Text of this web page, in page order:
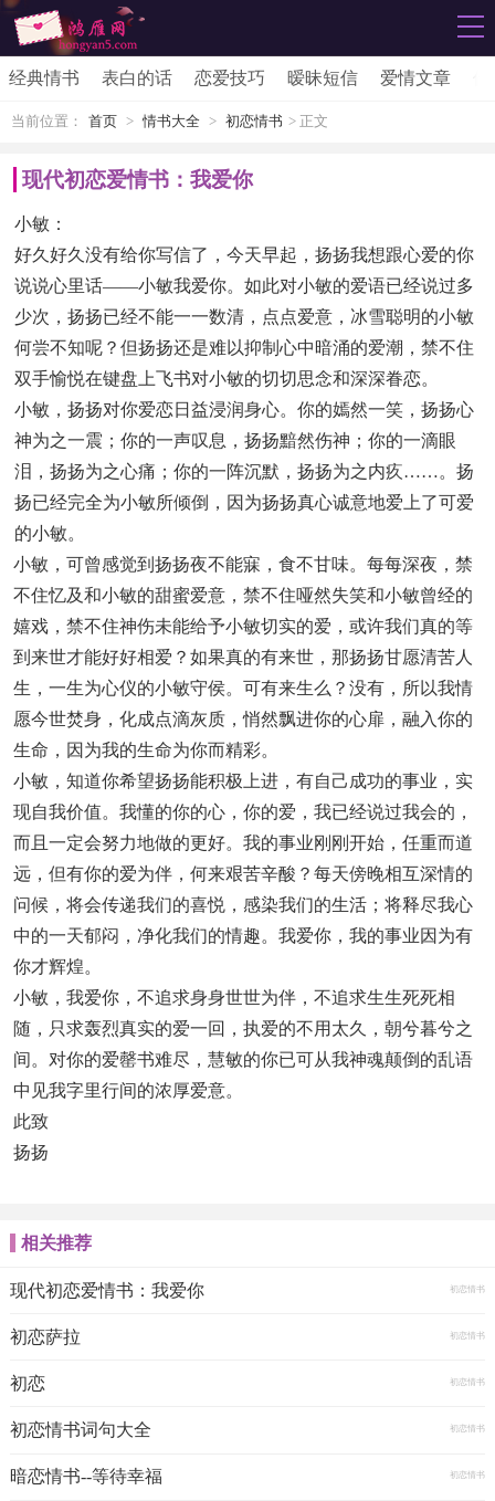
经典情书 表白的话 恋爱技巧 暧昧短信 爱情文章
当前位置： 首页 > 情书大全 > 初恋情书 > 正文
现代初恋爱情书：我爱你
小敏：
好久好久没有给你写信了，今天早起，扬扬我想跟心爱的你
说说心里话——小敏我爱你。如此对小敏的爱语已经说过多
少次，扬扬已经不能一一数清，点点爱意，冰雪聪明的小敏
何尝不知呢？但扬扬还是难以抑制心中暗涌的爱潮，禁不住
双手愉悦在键盘上飞书对小敏的切切思念和深深眷恋。
小敏，扬扬对你爱恋日益浸润身心。你的嫣然一笑，扬扬心
神为之一震；你的一声叹息，扬扬黯然伤神；你的一滴眼
泪，扬扬为之心痛；你的一阵沉默，扬扬为之内疚……。扬
扬已经完全为小敏所倾倒，因为扬扬真心诚意地爱上了可爱
的小敏。
小敏，可曾感觉到扬扬夜不能寐，食不甘味。每每深夜，禁
不住忆及和小敏的甜蜜爱意，禁不住哑然失笑和小敏曾经的
嬉戏，禁不住神伤未能给予小敏切实的爱，或许我们真的等
到来世才能好好相爱？如果真的有来世，那扬扬甘愿清苦人
生，一生为心仪的小敏守侯。可有来生么？没有，所以我情
愿今世焚身，化成点滴灰质，悄然飘进你的心扉，融入你的
生命，因为我的生命为你而精彩。
小敏，知道你希望扬扬能积极上进，有自己成功的事业，实
现自我价值。我懂的你的心，你的爱，我已经说过我会的，
而且一定会努力地做的更好。我的事业刚刚开始，任重而道
远，但有你的爱为伴，何来艰苦辛酸？每天傍晚相互深情的
问候，将会传递我们的喜悦，感染我们的生活；将释尽我心
中的一天郁闷，净化我们的情趣。我爱你，我的事业因为有
你才辉煌。
小敏，我爱你，不追求身身世世为伴，不追求生生死死相
随，只求轰烈真实的爱一回，执爱的不用太久，朝兮暮兮之
间。对你的爱罄书难尽，慧敏的你已可从我神魂颠倒的乱语
中见我字里行间的浓厚爱意。
此致
扬扬
相关推荐
现代初恋爱情书：我爱你 初恋情书
初恋萨拉 初恋情书
初恋 初恋情书
初恋情书词句大全 初恋情书
暗恋情书--等待幸福 初恋情书